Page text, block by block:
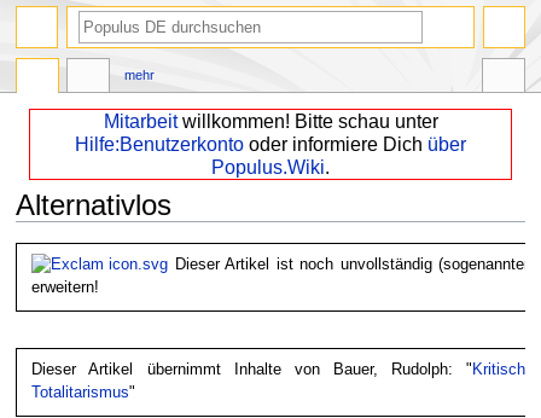
Mitarbeitwillkommen! Bitte schau unter
Hilfe:Benutzerkonto oder informiere Dich über
Populus.Wiki.
Alternativlos
Zur
Navigation
Zur
Suche
Dieser Artikel ist noch unvollständig (sogenannter "
erweitern!
Dieser Artikel übernimmt Inhalte von Bauer, Rudolph: "
Totalitarismus"
mehr